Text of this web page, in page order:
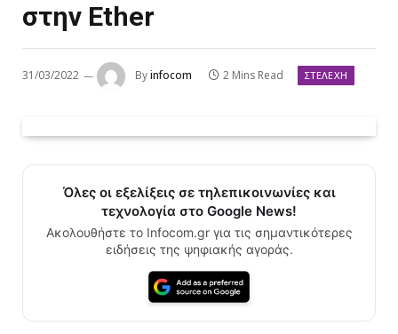
στην Ether
31/03/2022 Byinfocom 2 Mins Read ΣΤΕΛΈΧΗ
Όλες οι εξελίξεις σε τηλεπικοινωνίες και
τεχνολογία στο Google News!
Ακολουθήστε το Infocom.gr για τις σημαντικότερες
ειδήσεις της ψηφιακής αγοράς.